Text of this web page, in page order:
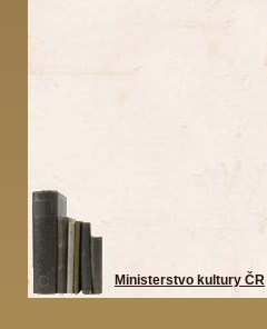
Ministerstvo kultury ČR